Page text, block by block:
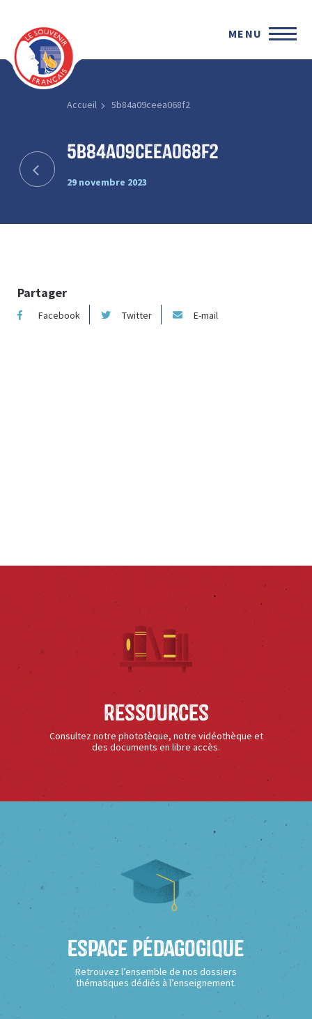
MENU
Accueil 5b84a09ceea068f2
5b84a09ceea068f2
29 novembre 2023
Partager
Facebook Twitter E-mail
Ressources
Consultez notre phototèque, notre vidéothèque et
des documents en libre accès.
Espace Pédagogique
Retrouvez l’ensemble de nos dossiers
thématiques dédiés à l’enseignement.